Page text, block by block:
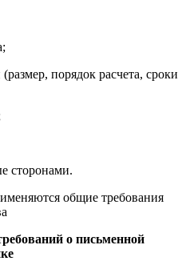
порядок расчета, сроки
сторонами.
общие требования
о письменной